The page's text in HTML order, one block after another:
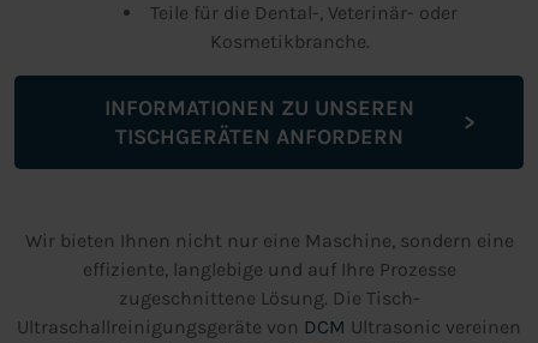
Teile für die Dental-, Veterinär- oder
Kosmetikbranche.
INFORMATIONEN ZU UNSEREN
TISCHGERÄTEN ANFORDERN
Wir bieten Ihnen nicht nur eine Maschine, sondern eine
effiziente, langlebige und auf Ihre Prozesse
zugeschnittene Lösung. Die Tisch-
Ultraschallreinigungsgeräte von DCM Ultrasonic vereinen